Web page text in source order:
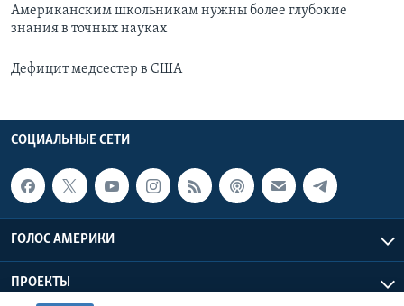
Американским школьникам нужны более глубокие
знания в точных науках
Дефицит медсестер в США
СОЦИАЛЬНЫЕ СЕТИ
ГОЛОС АМЕРИКИ
ПРОЕКТЫ